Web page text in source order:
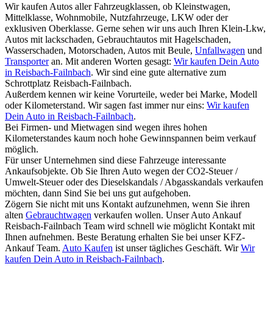
Wir kaufen Autos aller Fahrzeugklassen, ob Kleinstwagen,
Mittelklasse, Wohnmobile, Nutzfahrzeuge, LKW oder der
exklusiven Oberklasse. Gerne sehen wir uns auch Ihren Klein-Lkw,
Autos mit lackschaden, Gebrauchtautos mit Hagelschaden,
Wasserschaden, Motorschaden, Autos mit Beule, Unfallwagen und
Transporteran. Mit anderen Worten gesagt: Wir kaufen Dein Auto
in Reisbach-Failnbach. Wir sind eine gute alternative zum
Schrottplatz Reisbach-Failnbach.
Außerdem kennen wir keine Vorurteile, weder bei Marke, Modell
oder Kilometerstand. Wir sagen fast immer nur eins: Wir kaufen
Dein Auto in Reisbach-Failnbach.
Bei Firmen- und Mietwagen sind wegen ihres hohen
Kilometerstandes kaum noch hohe Gewinnspannen beim verkauf
möglich.
Für unser Unternehmen sind diese Fahrzeuge interessante
Ankaufsobjekte. Ob Sie Ihren Auto wegen der CO2-Steuer /
Umwelt-Steuer oder des Dieselskandals / Abgasskandals verkaufen
möchten, dann Sind Sie bei uns gut aufgehoben.
Zögern Sie nicht mit uns Kontakt aufzunehmen, wenn Sie ihren
alten Gebrauchtwagen verkaufen wollen. Unser Auto Ankauf
Reisbach-Failnbach Team wird schnell wie möglicht Kontakt mit
Ihnen aufnehmen. Beste Beratung erhalten Sie bei unser KFZ-
Ankauf Team. Auto Kaufen ist unser tägliches Geschäft. WirWir
kaufen Dein Auto in Reisbach-Failnbach.